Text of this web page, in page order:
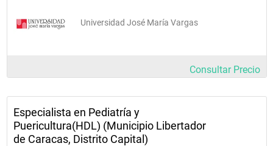
Universidad José María Vargas
Consultar Precio
Especialista en Pediatría y
Puericultura(HDL) (Municipio Libertador
de Caracas, Distrito Capital)